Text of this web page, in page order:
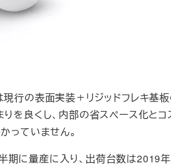
行の表面実装＋リジッドフレキ基板
を良くし、内部の省スペース化とコ
っていません。
に量産に入り、出荷台数は2019